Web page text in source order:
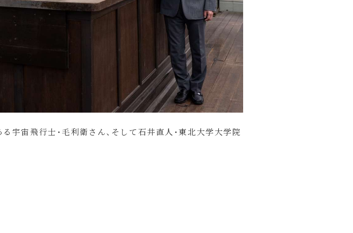
宇宙飛行士・毛利衛さん、そして石井直人・東北大学大学院